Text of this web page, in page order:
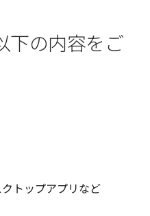
下の内容をご
トップアプリなど